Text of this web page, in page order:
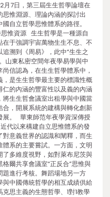
月7日，第三屆生生哲學論壇在
惟淵源、理論內涵的探討出
自立哲學思惟體系的路徑。
惟資源 生生哲學是一種源自
于強調宇宙萬物生生不息、不
溯到《周易》，此中“生生之
山東私密空間年夜學易學與中
信認為，在生生哲學體系中，
是生生哲學最主要的標識性概
的內涵的豐富性以及義的內涵
生生哲會議室出租學與中國當
，開展系統的建構與轉化創新
展。 華東師范年夜學資深傳授
代以來構建自立思惟體系的發
意義世界的認識和闡釋，而生
系的主要嘗試。一方面，文明
多維度視野，如對萊布尼茨與
爾共享會議室“正反合”思惟與
進行考核。舞蹈場地另一方
中國傳統哲學的相互成績供給
思主義的生態哲學、1對1教學